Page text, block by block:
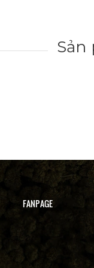
Sản
FANPAGE